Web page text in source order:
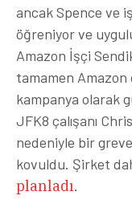
ancak Spence ve
öğreniyor ve
Amazon İşçi
tamamen Amazon
kampanya olarak
JFK8 çalışanı
nedeniyle bir
kovuldu. Şirket
planladı.